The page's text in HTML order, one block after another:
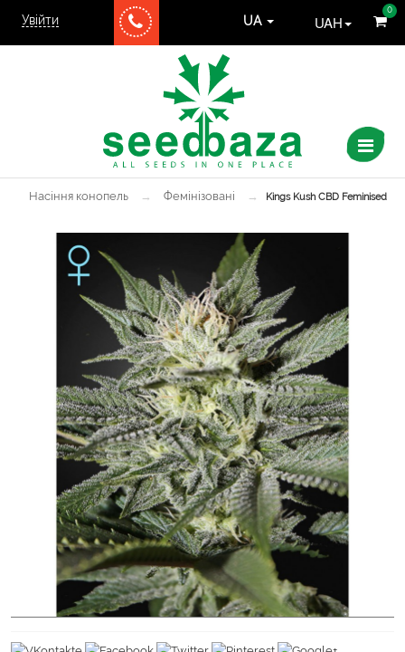
Увійти
0
UA UAH
Насіння конопель → Фемінізовані → Kings Kush CBD Feminised